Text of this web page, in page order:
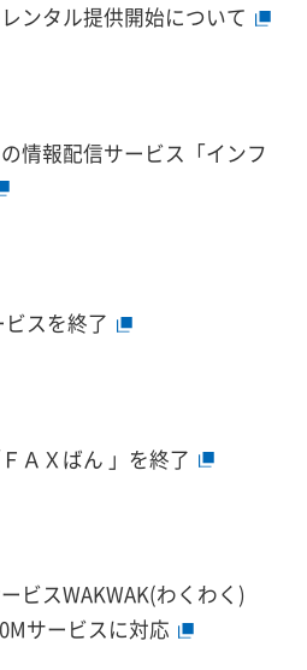
ンタル提供開始について
情報配信サービス「インフ
ビスを終了
ＡＸばん 」を終了
ビスWAKWAK(わくわく)
サービスに対応